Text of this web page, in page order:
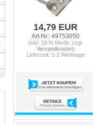
14,79 EUR
Art-Nr.: 49753050
(inkl. 19 % MwSt. zzgl.
Versandkosten)
Lieferzeit: 1-2 Werktage